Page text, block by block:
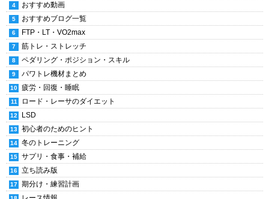
おすすめ動画
おすすめブログ一覧
FTP・LT・VO2max
筋トレ・ストレッチ
ペダリング・ポジション・スキル
パワトレ機材まとめ
疲労・回復・睡眠
ロード・レーサのダイエット
LSD
初心者のためのヒント
冬のトレーニング
サプリ・食事・補給
立ち読み版
期分け・練習計画